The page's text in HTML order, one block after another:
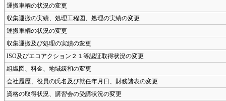
運搬車輌の状況の変更
収集運搬の実績、処理工程図、処理の実績の変更
運搬車輌の状況の変更
収集運搬及び処理の実績の変更
ISO及びエコアクション２１等認証取得状況の変更
組織図、料金、地域緩和の変更
会社履歴、役員の氏名及び就任年月日、財務諸表の変更
資格の取得状況、講習会の受講状況の変更